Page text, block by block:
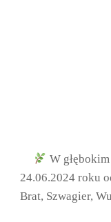
W
24.06.2024 roku
Brat, Szwagier,